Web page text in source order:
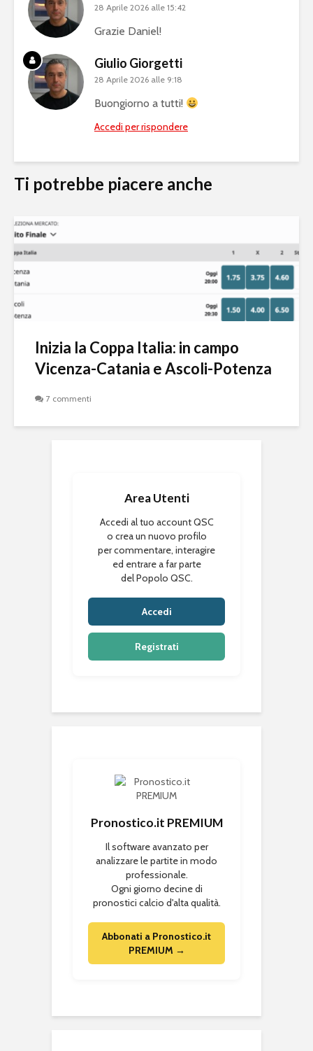
28 Aprile 2026 alle 15:42
Grazie Daniel!
Giulio Giorgetti
28 Aprile 2026 alle 9:18
Buongiorno a tutti!
Accedi per rispondere
Ti potrebbe piacere anche
Inizia la Coppa Italia: in campo
Vicenza-Catania e Ascoli-Potenza
7 commenti
Area Utenti
Accedi al tuo account QSC
o crea un nuovo profilo
per commentare, interagire
ed entrare a far parte
del Popolo QSC.
Accedi
Registrati
Pronostico.it PREMIUM
Il software avanzato per
analizzare le partite in modo
professionale.
Ogni giorno decine di
pronostici calcio d'alta qualità.
Abbonati a Pronostico.it
PREMIUM →